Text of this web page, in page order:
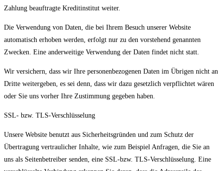
Zahlung beauftragte Kreditinstitut weiter.
Die Verwendung von Daten, die bei Ihrem Besuch unserer Website
automatisch erhoben werden, erfolgt nur zu den vorstehend genannten
Zwecken. Eine anderweitige Verwendung der Daten findet nicht statt.
Wir versichern, dass wir Ihre personenbezogenen Daten im Übrigen nicht an
Dritte weitergeben, es sei denn, dass wir dazu gesetzlich verpflichtet wären
oder Sie uns vorher Ihre Zustimmung gegeben haben.
SSL- bzw. TLS-Verschlüsselung
Unsere Website benutzt aus Sicherheitsgründen und zum Schutz der
Übertragung vertraulicher Inhalte, wie zum Beispiel Anfragen, die Sie an
uns als Seitenbetreiber senden, eine SSL-bzw. TLS-Verschlüsselung. Eine